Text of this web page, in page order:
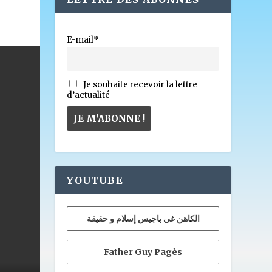
E-mail*
Je souhaite recevoir la lettre
d’actualité
YOUTUBE
الكاهن غي باجيس إسلام و حقيقة
Father Guy Pagès